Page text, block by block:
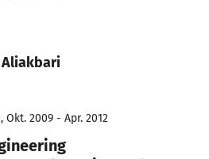
Okt. 2009 - Apr. 2012